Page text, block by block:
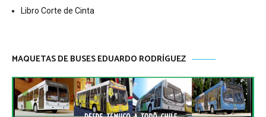
Libro Corte de Cinta
MAQUETAS DE BUSES EDUARDO RODRÍGUEZ